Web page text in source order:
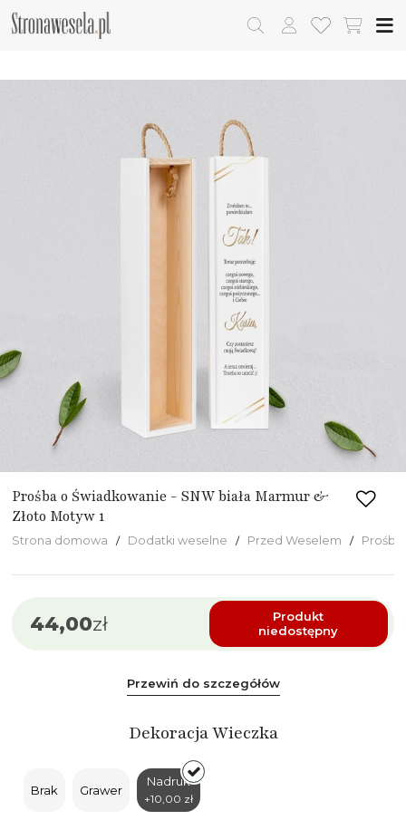
Prośba o Świadkowanie - SNW biała Marmur &
Złoto Motyw 1
Strona domowa Dodatki weselne Przed Weselem
44,00zł
Produkt
niedostępny
Przewiń do szczegółów
Dekoracja Wieczka
Brak Grawer
Nadruk
+10,00 zł